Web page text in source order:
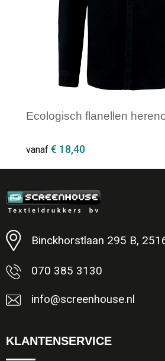
Ecologisch flanellen
vanaf € 18,40
Minimale afname: 1
Binckhorstlaan 295 B,
070 385 3130
info@screenhouse.nl
KLANTENSERVICE